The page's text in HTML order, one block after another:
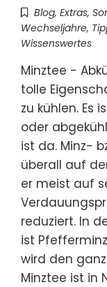
Blog, Extras,
Wechseljahre,
Wissenswertes
Minztee -
tolle
zu kühlen. Es
oder
ist da. Minz-
überall auf
er meist auf
reduziert. In
ist
wird den
Minztee ist in